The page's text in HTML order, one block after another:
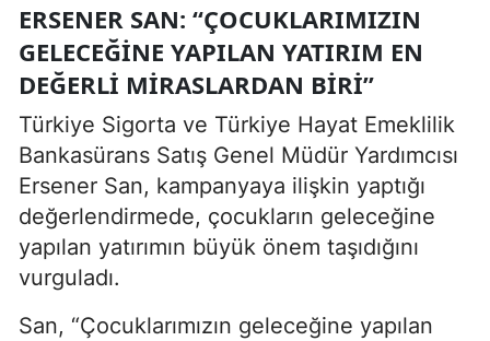
ERSENER SAN: “ÇOCUKLARIMIZIN
GELECEĞINE YAPILAN YATIRIM EN
DEĞERLI MIRASLARDAN BIRI”
Türkiye Sigorta ve Türkiye Hayat Emeklilik
Bankasürans Satış Genel Müdür Yardımcısı
Ersener San, kampanyaya ilişkin yaptığı
değerlendirmede, çocukların geleceğine
yapılan yatırımın büyük önem taşıdığını
vurguladı.
San, “Çocuklarımızın geleceğine yapılan